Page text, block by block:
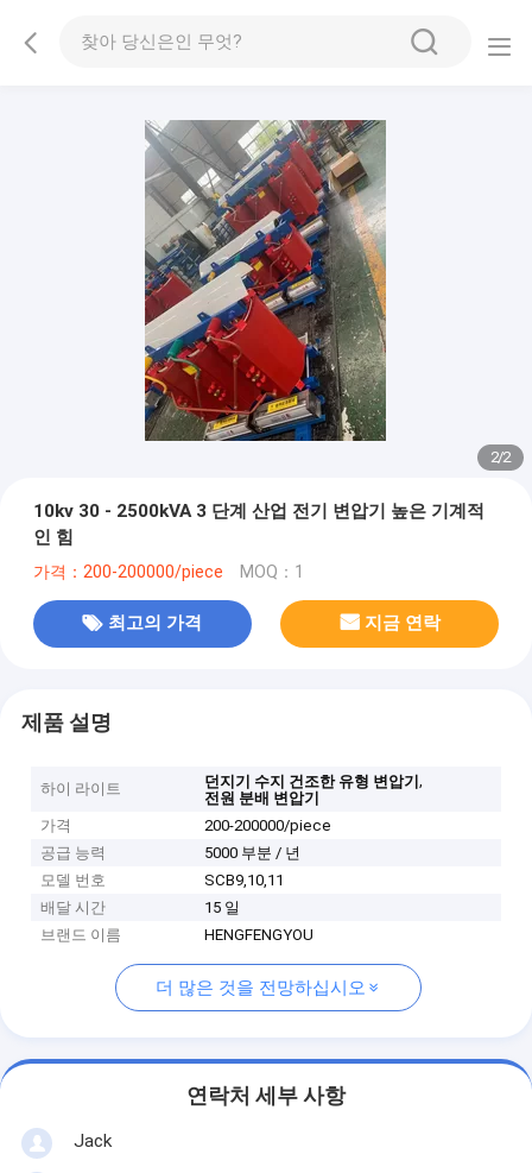
2/2
10kv 30 - 2500kVA 3 단계 산업 전기 변압기 높은 기계적
인 힘
가격：200-200000/piece MOQ：1
최고의 가격 지금 연락
제품 설명
하이 라이트 던지기 수지 건조한 유형 변압기,
전원 분배 변압기
가격
200-200000/piece
공급 능력
5000 부분 / 년
모델 번호
SCB9,10,11
배달 시간
15 일
브랜드 이름
HENGFENGYOU
더 많은 것을 전망하십시오
연락처 세부 사항
Jack